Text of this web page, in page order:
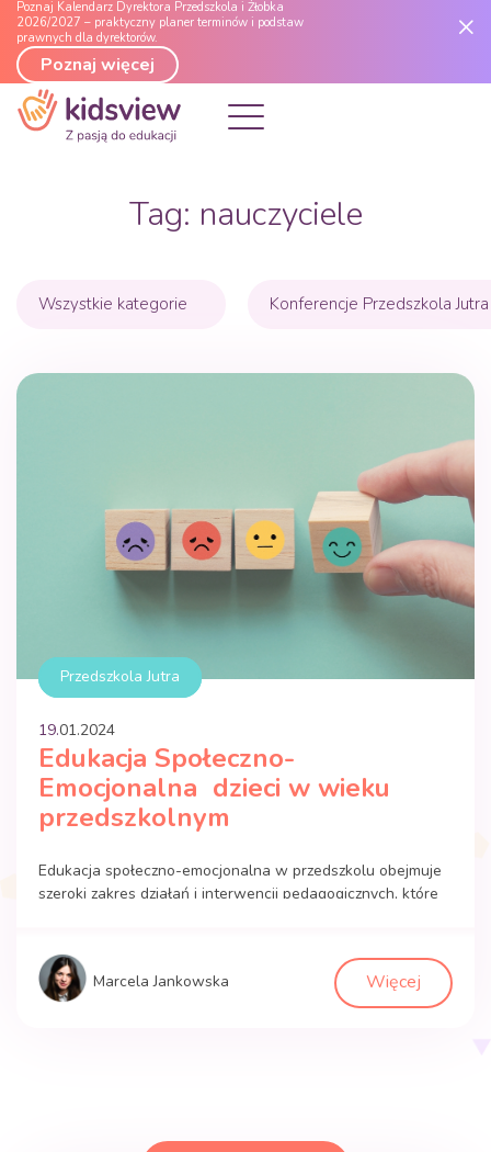
Poznaj Kalendarz Dyrektora Przedszkola i Żłobka
2026/2027 – praktyczny planer terminów i podstaw
prawnych dla dyrektorów.
Poznaj więcej
Tag: nauczyciele
Wszystkie kategorie Konferencje Przedszkola Jutra
Przedszkola Jutra
19.01.2024
Edukacja Społeczno-
Emocjonalna dzieci w wieku
przedszkolnym
Edukacja społeczno-emocjonalna w przedszkolu obejmuje
szeroki zakres działań i interwencji pedagogicznych, które
emocjami. To proces, który integruje naukę społecznych i
emocjonalnych kompetencji, takich jak empatia,
współpraca, samoregulacja emocjonalna oraz
Marcela Jankowska Więcej